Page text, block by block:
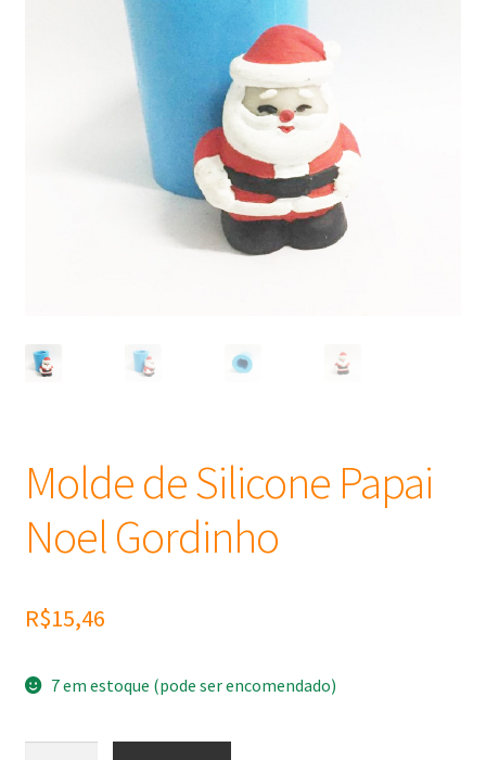
Corante, Pigmento e Óxido
Molde de Silicone Papai
Noel Gordinho
R$15,46
7 em estoque (pode ser encomendado)